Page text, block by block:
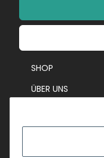
SHOP
ÜBER UNS